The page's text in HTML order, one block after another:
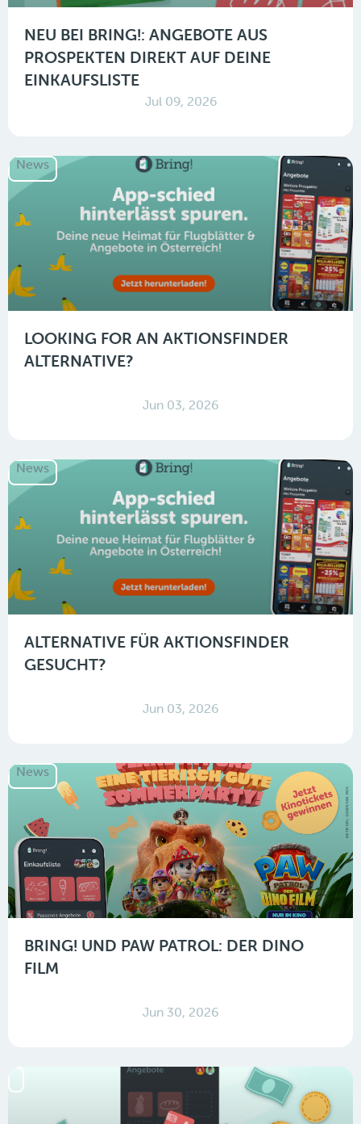
NEU BEI BRING!: ANGEBOTE AUS
PROSPEKTEN DIREKT AUF DEINE
EINKAUFSLISTE
Jul 09, 2026
News
LOOKING FOR AN AKTIONSFINDER
ALTERNATIVE?
Jun 03, 2026
News
ALTERNATIVE FÜR AKTIONSFINDER
GESUCHT?
Jun 03, 2026
News
BRING! UND PAW PATROL: DER DINO
FILM
Jun 30, 2026